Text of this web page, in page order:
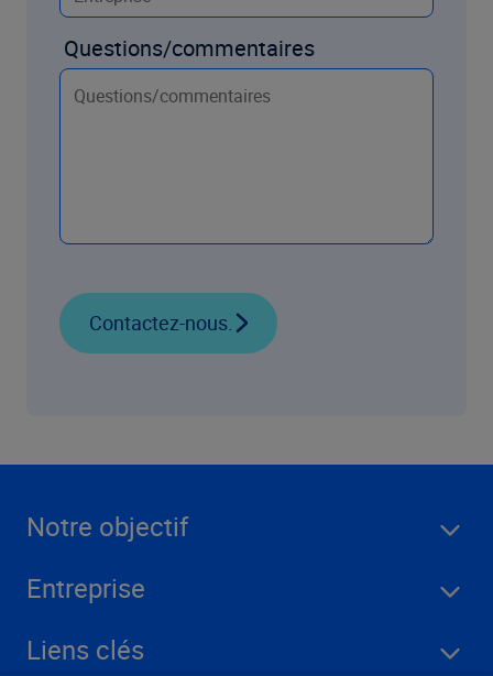
Questions/commentaires
Contactez-nous.
Notre objectif
Entreprise
Liens clés